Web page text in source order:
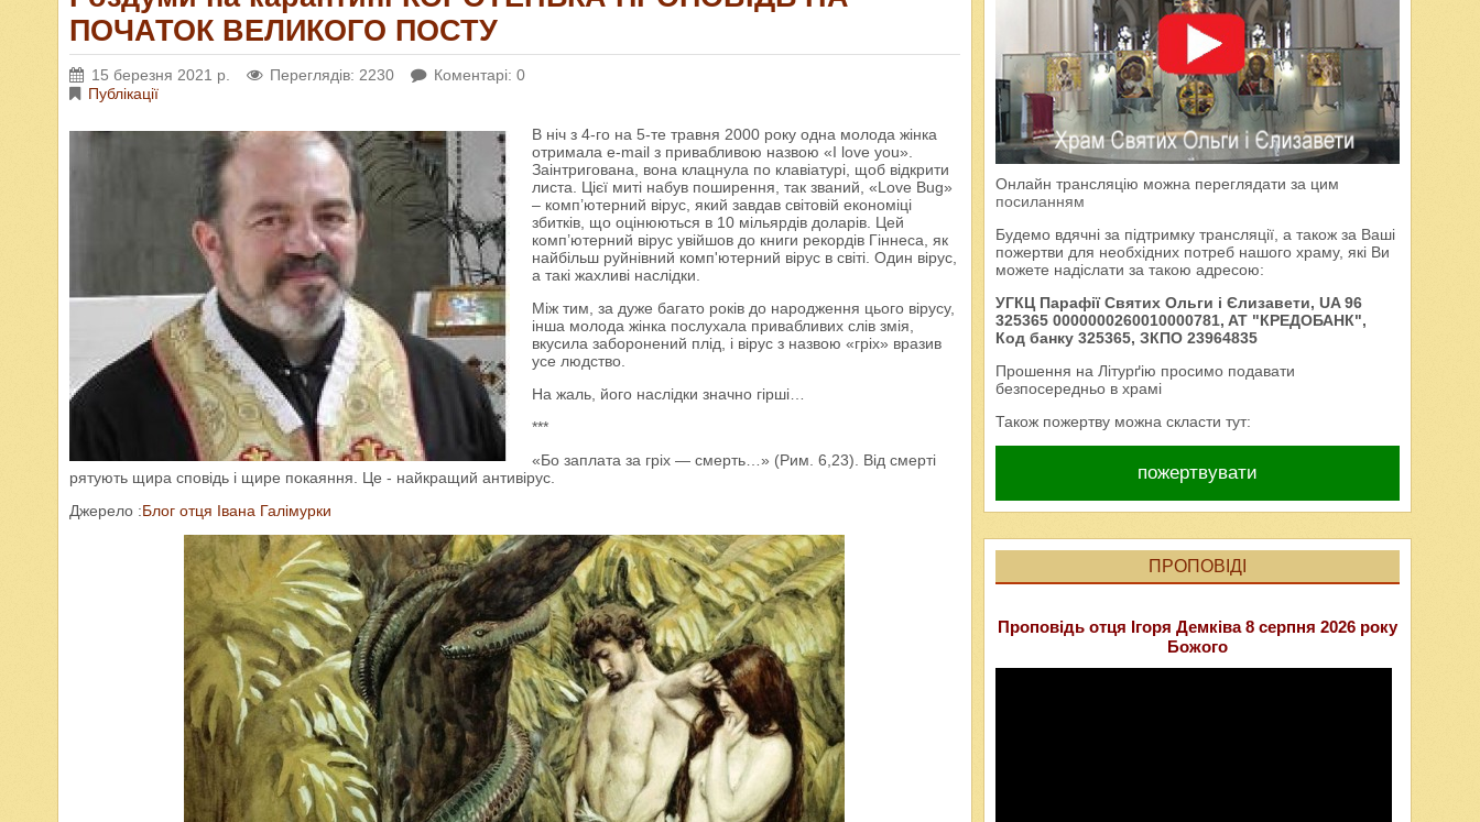
ПОЧАТОК ВЕЛИКОГО ПОСТУ
15 березня 2021 р. Переглядів: 2230
Коментарі: 0
Публікації
В ніч з 4-го на 5-те травня 2000 року одна молода жінка
отримала e-mail з привабливою назвою «I love you».
Заінтригована, вона клацнула по клавіатурі, щоб відкрити
листа. Цієї миті набув поширення, так званий, «Love Bug»
– комп’ютерний вірус, який завдав світовій економіці
збитків, що оцінюються в 10 мільярдів доларів. Цей
комп’ютерний вірус увійшов до книги рекордів Гіннеса, як
найбільш руйнівний комп'ютерний вірус в світі. Один вірус,
а такі жахливі наслідки.
Між тим, за дуже багато років до народження цього вірусу,
інша молода жінка послухала привабливих слів змія,
вкусила заборонений плід, і вірус з назвою «гріх» вразив
усе людство.
На жаль, його наслідки значно гірші…
***
«Бо заплата за гріх — смерть…» (Рим. 6,23). Від смерті
рятують щира сповідь і щире покаяння. Це - найкращий антивірус.
Джерело :Блог отця Івана Галімурки
Онлайн трансляцію можна переглядати за цим
посиланням
Будемо вдячні за підтримку трансляції, а також за Ваші
пожертви для необхідних потреб нашого храму, які Ви
можете надіслати за такою адресою:
УГКЦ Парафії Святих Ольги і Єлизавети, UA 96
325365 0000000260010000781, AT "КРЕДОБАНК",
Код банку 325365, ЗКПО 23964835
Прошення на Літурґію просимо подавати
безпосередньо в храмі
Також пожертву можна скласти тут:
пожертвувати
ПРОПОВІДІ
Проповідь отця Ігоря Демківа 8 серпня 2026 року
Божого